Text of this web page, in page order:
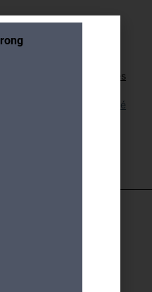
Retour aux activités
Lien pour cette activité
50+